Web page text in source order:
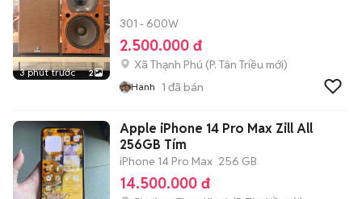
3 phút trước 2
301 - 600W
2.500.000 đ
Xã Thạnh Phú (P. Tân Triều mới)
Hanh 1 đã bán
Apple iPhone 14 Pro Max Zill All
256GB Tím
iPhone 14 Pro Max 256 GB
14.500.000 đ